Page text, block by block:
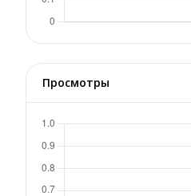
Просмотры